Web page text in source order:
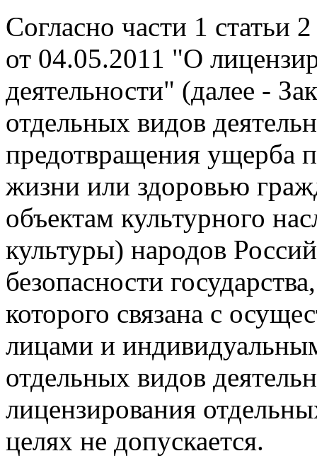
Согласно части 1 статьи
от 04.05.2011 "О
деятельности" (далее -
отдельных видов
предотвращения ущерба
жизни или здоровью
объектам культурного
культуры) народов
безопасности
которого связана с
лицами и
отдельных видов
лицензирования
целях не допускается.